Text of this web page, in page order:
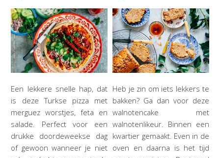
Een lekkere snelle hap, dat
is deze Turkse pizza met
merguez worstjes, feta en
salade. Perfect voor een
drukke doordeweekse dag
of gewoon wanneer je niet
Heb je zin om iets lekkers te
bakken? Ga dan voor deze
walnotencake met
walnotenlikeur. Binnen een
kwartier gemaakt. Even in de
oven en daarna is het tijd